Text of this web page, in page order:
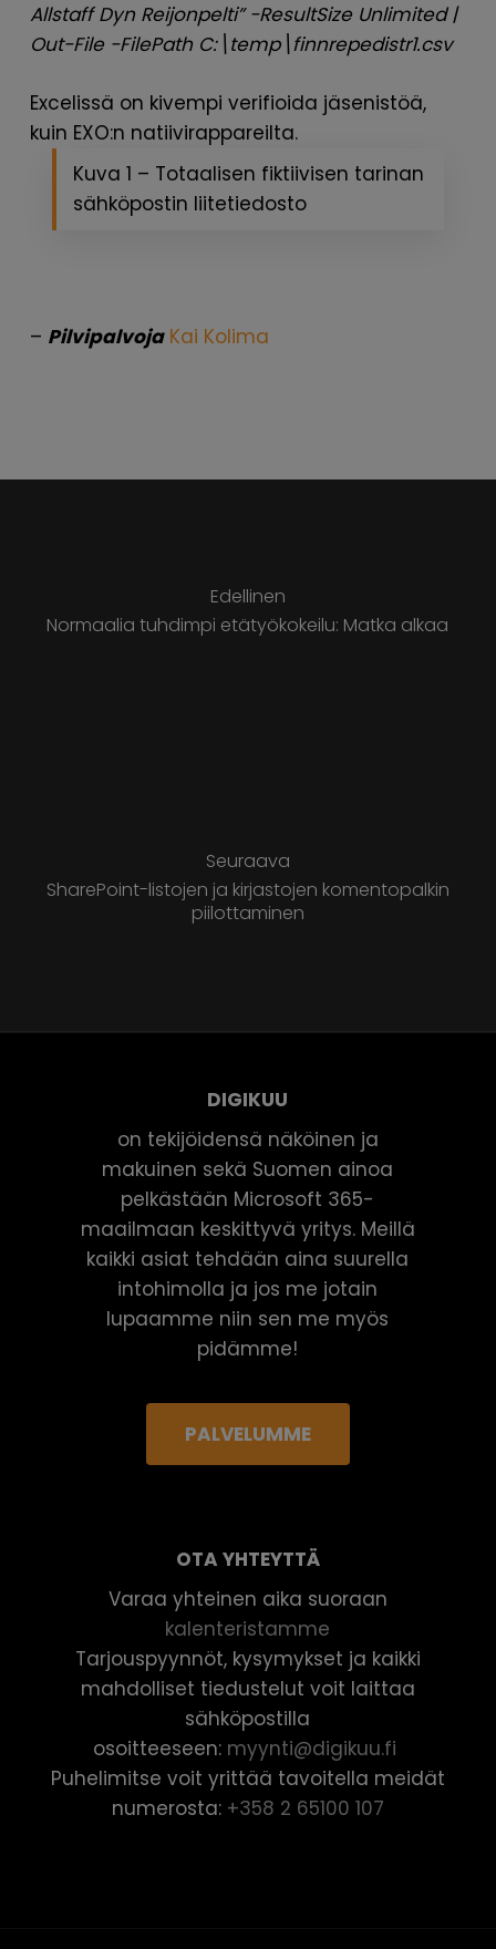
Allstaff Dyn Reijonpelti” -ResultSize Unlimited |
Out-File -FilePath C:\temp\finnrepedistr1.csv
Excelissä on kivempi verifioida jäsenistöä,
kuin EXO:n natiivirappareilta.
Kuva 1 – Totaalisen fiktiivisen tarinan
sähköpostin liitetiedosto
– Pilvipalvoja Kai Kolima
Edellinen
Normaalia tuhdimpi etätyökokeilu: Matka alkaa
Seuraava
SharePoint-listojen ja kirjastojen komentopalkin
piilottaminen
DIGIKUU
on tekijöidensä näköinen ja
makuinen sekä Suomen ainoa
pelkästään Microsoft 365-
maailmaan keskittyvä yritys. Meillä
kaikki asiat tehdään aina suurella
intohimolla ja jos me jotain
lupaamme niin sen me myös
pidämme!
PALVELUMME
OTA YHTEYTTÄ
Varaa yhteinen aika suoraan
kalenteristamme
Tarjouspyynnöt, kysymykset ja kaikki
mahdolliset tiedustelut voit laittaa
sähköpostilla
osoitteeseen: myynti@digikuu.fi
Puhelimitse voit yrittää tavoitella meidät
numerosta: +358 2 65100 107